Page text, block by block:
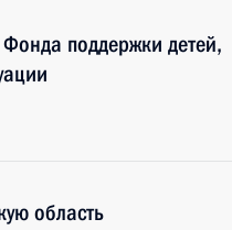
поддержки детей,
область